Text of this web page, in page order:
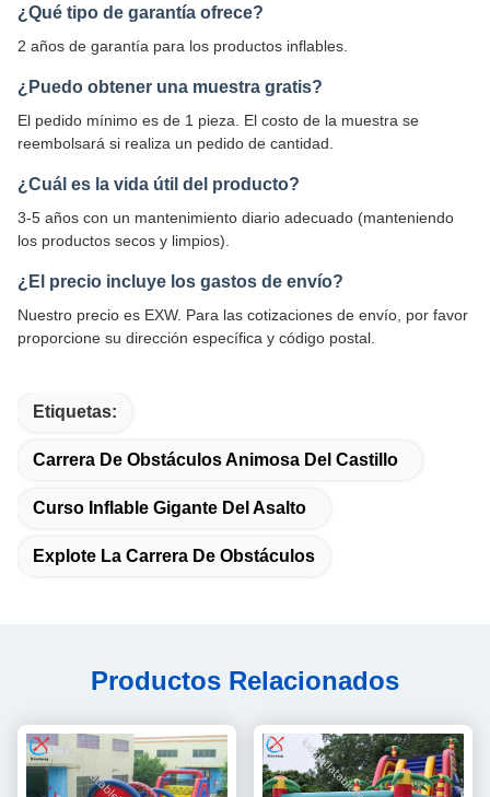
¿Qué tipo de garantía ofrece?
2 años de garantía para los productos inflables.
¿Puedo obtener una muestra gratis?
El pedido mínimo es de 1 pieza. El costo de la muestra se
reembolsará si realiza un pedido de cantidad.
¿Cuál es la vida útil del producto?
3-5 años con un mantenimiento diario adecuado (manteniendo
los productos secos y limpios).
¿El precio incluye los gastos de envío?
Nuestro precio es EXW. Para las cotizaciones de envío, por favor
proporcione su dirección específica y código postal.
Etiquetas:
Carrera De Obstáculos Animosa Del Castillo
Curso Inflable Gigante Del Asalto
Explote La Carrera De Obstáculos
Productos Relacionados